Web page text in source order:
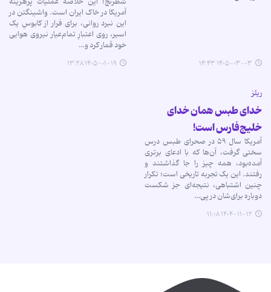
۱۴۰۵-۰۳-۰۳ ۱۴:۴۳
آمریکا در خاک ایران است. واشینگتن در
این نبرد روانی، برای فرار از کابوسِ یک
اسیر، روی اعتبارِ تمام‌عیار نیروی هوایی
خود قمار کرد و…
۱۴۰۵-۰۱-۱۹ ۱۳:۲۸
ریلز
خدای طبس همان خدای
خلیج‌فارس است!
آمریکا سال ۵۹ در صحرای طبس درس
سختی گرفت، آن‌ها که‌ با ادعای برتری
آمده‌بود، همه چیز را جا گذاشتند و
رفتند. این یک تجربه تاریخی است؛ تکرار
چنین اشتباهی، نتیجه‌ای جز شکست
دوباره برای‌شان در پی…
۱۴۰۴-۱۱-۱۲ ۱۱:۰۸